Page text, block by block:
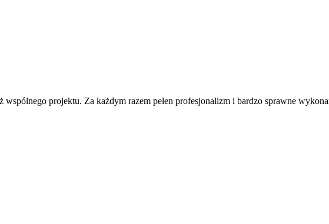
wspólnego projektu. Za każdym razem pełen profesjonalizm i bardzo sprawne